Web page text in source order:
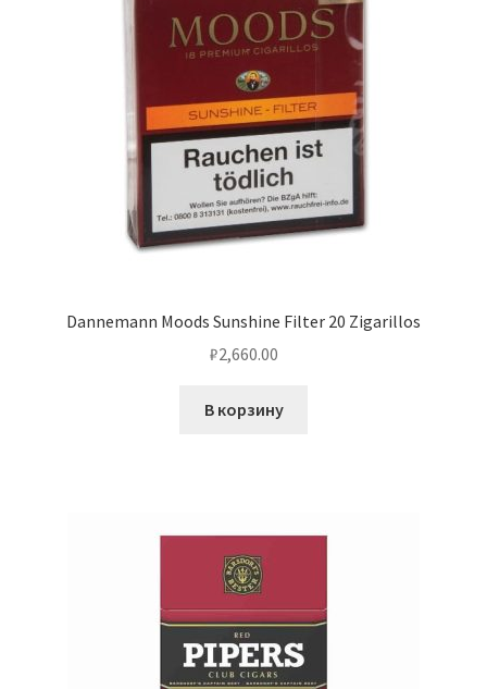
Dannemann Moods Sunshine Filter 20 Zigarillos
₽2,660.00
В корзину